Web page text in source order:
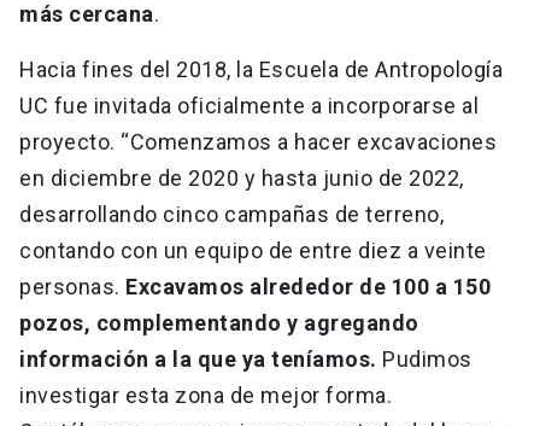
más cercana.
Hacia fines del 2018, la Escuela de Antropología
UC fue invitada oficialmente a incorporarse al
proyecto. “Comenzamos a hacer excavaciones
en diciembre de 2020 y hasta junio de 2022,
desarrollando cinco campañas de terreno,
contando con un equipo de entre diez a veinte
personas. Excavamos alrededor de 100 a 150
pozos, complementando y agregando
información a la que ya teníamos. Pudimos
investigar esta zona de mejor forma.